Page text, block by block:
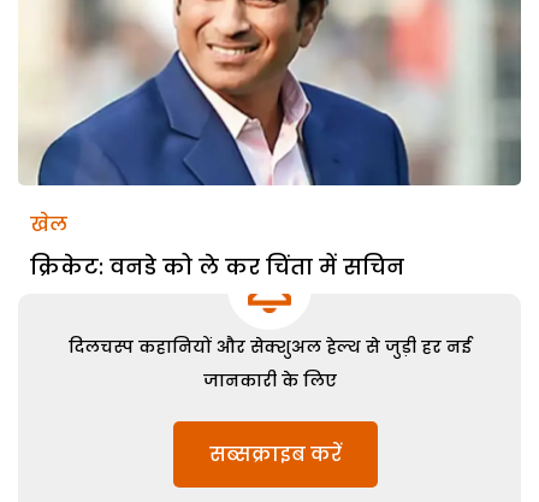
खेल
क्रिकेट: वनडे को ले कर चिंता में सचिन
दिलचस्प कहानियों और सेक्शुअल हेल्थ से जुड़ी हर नई
जानकारी के लिए
सब्सक्राइब करें